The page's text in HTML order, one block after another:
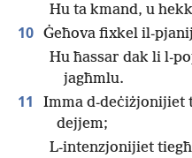
Hu ta kmand, u
10 Ġeħova fixkel il-
Hu ħassar dak li l-
jagħmlu.
11
Imma d-deċiżjonijiet
dejjem;
L-intenzjonijiet